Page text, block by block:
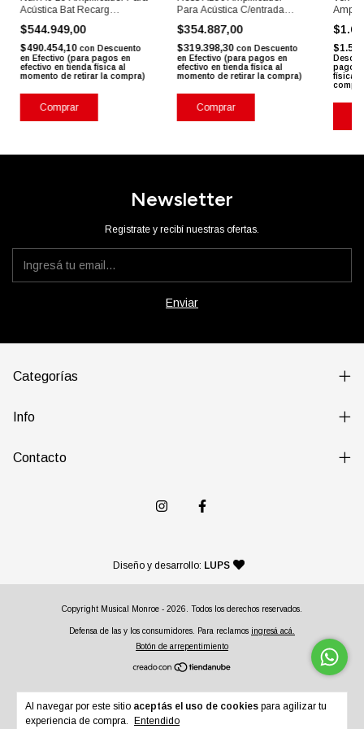
Al navegar por este sitio aceptás el uso de cookies para agilizar tu
experiencia de compra.
Entendido
Acústica Bat Recarg
$544.949,00
$490.454,10 con Descuento
en Efectivo (para pagos en
efectivo en tienda física al
momento de retirar la compra)
Comprar
Para Acústica C/entrada
$354.887,00
$319.398,30 con Descuento
en Efectivo (para pagos en
efectivo en tienda física al
momento de retirar la compra)
Comprar
pagos
física
Newsletter
Registrate y recibí nuestras ofertas.
Categorías
Info
Contacto
Diseño y desarrollo: LUPS — agencia de diseño y
Copyright Musical Monroe - 2026. Todos los derechos reservados.
Defensa de las y los consumidores. Para reclamos ingresá acá.
Botón de arrepentimiento